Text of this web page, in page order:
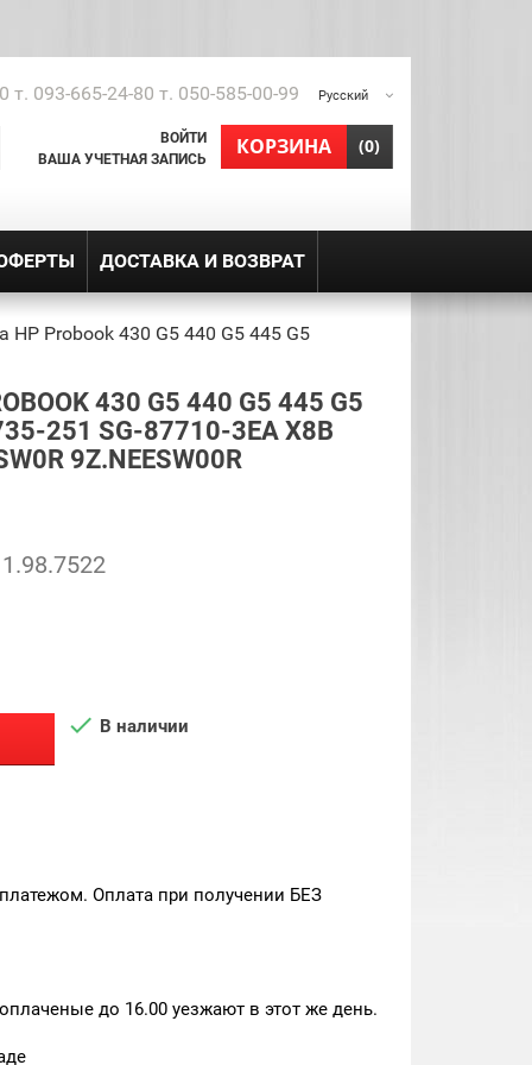
Русский
т. 093-665-24-80 т. 050-585-00-99
КОРЗИНА
shopping_cart (0)
ВОЙТИ
ВАША УЧЕТНАЯ ЗАПИСЬ
ДОСТАВКА И ВОЗВРАТ
HP Probook 430 G5 440 G5 445 G5
430 G5 440 G5 445 G5
251 SG-87710-3EA X8B
9Z.NEESW00R
1.98.7522
 В наличии
Оплата при получении БЕЗ
до 16.00 уезжают в этот же день.